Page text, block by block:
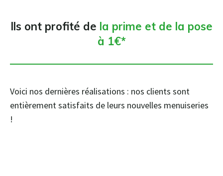
Ils ont profité de la prime et de la pose
à 1€*
Voici nos dernières réalisations : nos clients sont
entièrement satisfaits de leurs nouvelles menuiseries
!